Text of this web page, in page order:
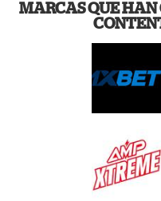
MARCAS QUE HAN